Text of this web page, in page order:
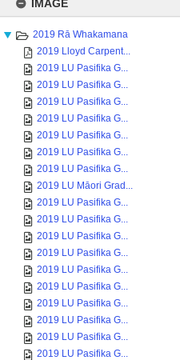
content
IMAGE
2019 Rā Whakamana
2019 Lloyd Carpent...
2019 LU Pasifika G...
2019 LU Pasifika G...
2019 LU Pasifika G...
2019 LU Pasifika G...
2019 LU Pasifika G...
2019 LU Pasifika G...
2019 LU Pasifika G...
2019 LU Māori Grad...
2019 LU Pasifika G...
2019 LU Pasifika G...
2019 LU Pasifika G...
2019 LU Pasifika G...
2019 LU Pasifika G...
2019 LU Pasifika G...
2019 LU Pasifika G...
2019 LU Pasifika G...
2019 LU Pasifika G...
2019 LU Pasifika G...